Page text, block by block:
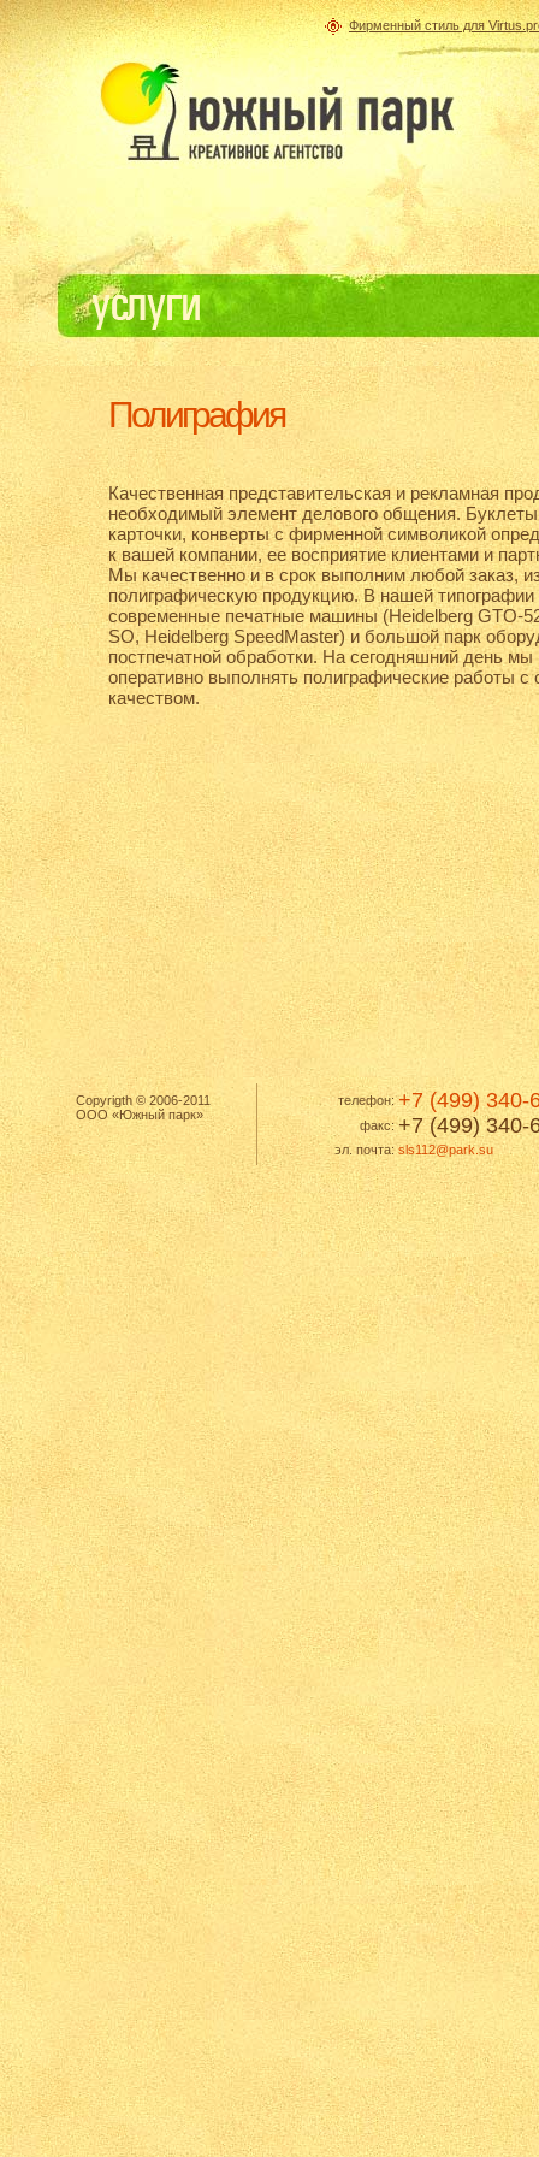
Фирменный стиль для
Полиграфия
Качественная представительская и рекламная
необходимый элемент делового общения.
карточки, конверты с фирменной символикой
к вашей компании, ее восприятие клиентами и
Мы качественно и в срок выполним любой заказ,
полиграфическую продукцию. В нашей типографии
современные печатные машины (Heidelberg GTO-
SO, Heidelberg SpeedMaster) и большой парк
постпечатной обработки. На сегодняшний день
оперативно выполнять полиграфические работы с
качеством.
Copyrigth © 2006-2011
ООО «Южный парк»
телефон:+7 (499) 340-
факс:+7 (499) 340-
эл. почта:sls112@park.su